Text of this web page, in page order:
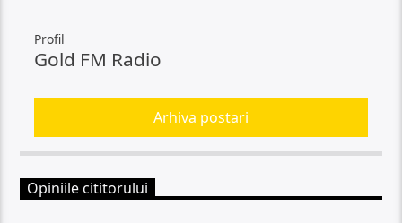
Profil
Gold FM Radio
Arhiva postari
Opiniile cititorului